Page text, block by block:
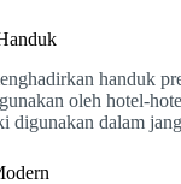
handuk
oleh hotel-
digunakan dalam